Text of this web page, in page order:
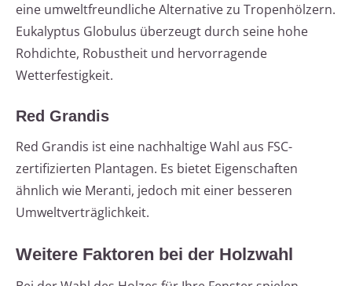
eine umweltfreundliche Alternative zu Tropenhölzern.
Eukalyptus Globulus überzeugt durch seine hohe
Rohdichte, Robustheit und hervorragende
Wetterfestigkeit.
Red Grandis
Red Grandis ist eine nachhaltige Wahl aus FSC-
zertifizierten Plantagen. Es bietet Eigenschaften
ähnlich wie Meranti, jedoch mit einer besseren
Umweltverträglichkeit.
Weitere Faktoren bei der Holzwahl